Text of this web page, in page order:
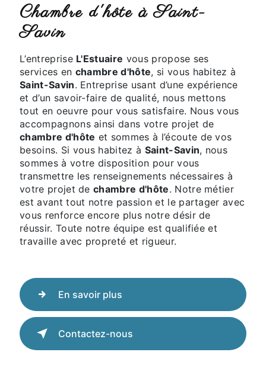
chambre d'hôte à Saint-
Savin
L’entreprise L'Estuaire vous propose ses
services en chambre d'hôte, si vous habitez à
Saint-Savin. Entreprise usant d’une expérience
et d’un savoir-faire de qualité, nous mettons
tout en oeuvre pour vous satisfaire. Nous vous
accompagnons ainsi dans votre projet de
chambre d'hôte et sommes à l’écoute de vos
besoins. Si vous habitez à Saint-Savin, nous
sommes à votre disposition pour vous
transmettre les renseignements nécessaires à
votre projet dechambre d'hôte. Notre métier
est avant tout notre passion et le partager avec
vous renforce encore plus notre désir de
réussir. Toute notre équipe est qualifiée et
travaille avec propreté et rigueur.
En savoir plus
Contactez-nous